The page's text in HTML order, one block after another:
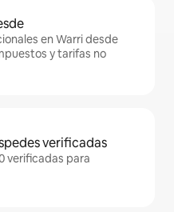
en Warri desde
y tarifas no
verificadas
verificadas para